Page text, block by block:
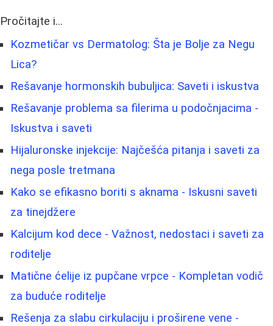
Pročitajte i...
Kozmetičar vs Dermatolog: Šta je Bolje za Negu
Lica?
Rešavanje hormonskih bubuljica: Saveti i iskustva
Rešavanje problema sa filerima u podočnjacima -
Iskustva i saveti
Hijaluronske injekcije: Najčešća pitanja i saveti za
nega posle tretmana
Kako se efikasno boriti s aknama - Iskusni saveti
za tinejdžere
Kalcijum kod dece - Važnost, nedostaci i saveti za
roditelje
Matične ćelije iz pupčane vrpce - Kompletan vodič
za buduće roditelje
Rešenja za slabu cirkulaciju i proširene vene -